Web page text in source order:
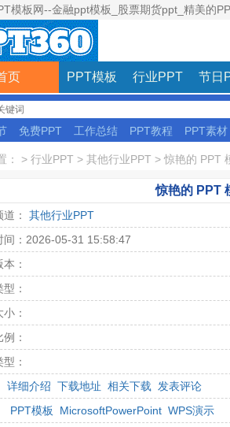
模板网--金融ppt模板_股票期货ppt_精美的
页 PPT模板 行业PPT 节日
免费PPT 工作总结 PPT教程 PPT素材
：
> 行业PPT > 其他行业PPT > 惊艳的 PPT
惊艳的 PPT
：
其他行业PPT
间：2026-05-31 15:58:47
：
：
：
：
：
详细介绍 下载地址 相关下载
发表评论
PPT模板 MicrosoftPowerPoint WPS演示